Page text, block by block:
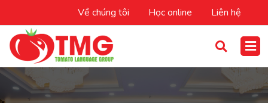
Về chúng tôi Học online Liên hệ